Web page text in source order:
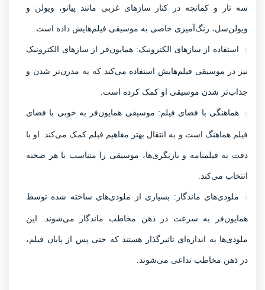
سه تار و کمانچه در کنار سازهای غربی مانند پیانو، ویولن و
ویولن‌سل، رنگ‌آمیزی خاصی به موسیقی فیلم‌هایش داده است.
استفاده از سازهای الکترونیک: همایون‌فر از سازهای الکترونیک
نیز در موسیقی فیلم‌هایش استفاده می‌کند که به مدرن‌تر شدن و
جذاب‌تر شدن موسیقی او کمک کرده است.
هماهنگی با فضای فیلم: موسیقی همایون‌فر به خوبی با فضای
فیلم هماهنگ است و به انتقال بهتر مفاهیم فیلم کمک می‌کند. او با
دقت به فیلمنامه و بازیگری‌ها، موسیقی را متناسب با هر صحنه
انتخاب می‌کند.
ملودی‌های ماندگار: بسیاری از ملودی‌های ساخته شده توسط
همایون‌فر به سرعت در ذهن مخاطب ماندگار می‌شوند. این
ملودی‌ها به اندازه‌ای تاثیرگذار هستند که حتی پس از پایان فیلم،
در ذهن مخاطب تداعی می‌شوند.